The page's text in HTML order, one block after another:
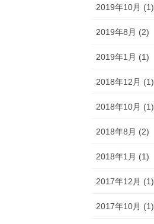
2019年10月 (1)
2019年8月 (2)
2019年1月 (1)
2018年12月 (1)
2018年10月 (1)
2018年8月 (2)
2018年1月 (1)
2017年12月 (1)
2017年10月 (1)